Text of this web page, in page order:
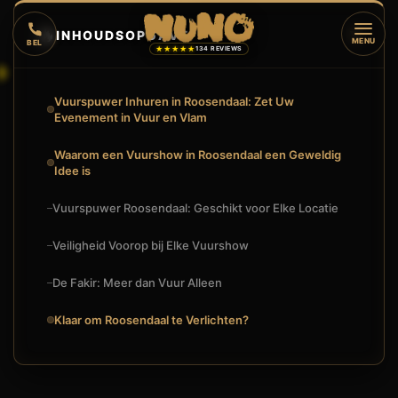
BEL
★★★★★134 REVIEWS
MENU
🔥INHOUDSOPGAVE ▼
Vuurspuwer Inhuren in Roosendaal: Zet Uw
Evenement in Vuur en Vlam
Waarom een Vuurshow in Roosendaal een Geweldig
Idee is
Vuurspuwer Roosendaal: Geschikt voor Elke Locatie
Veiligheid Voorop bij Elke Vuurshow
De Fakir: Meer dan Vuur Alleen
Klaar om Roosendaal te Verlichten?